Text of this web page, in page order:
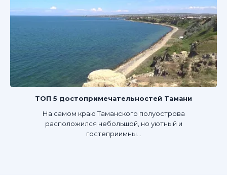
ТОП 5 достопримечательностей Тамани
На самом краю Таманского полуострова
расположился небольшой, но уютный и
гостеприимны...